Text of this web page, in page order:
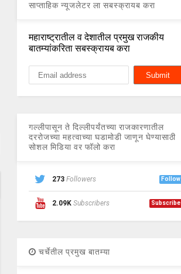
साप्ताहिक न्यूजलेटर ला सबस्क्रायब करा
महाराष्ट्रातील व देशातील प्रमुख राजकीय
बातम्यांकरिता सबस्क्रायब करा
गल्लीपासून ते दिल्लीपर्यंतच्या राजकारणातील
दररोजच्या महत्वाच्या घडामोडी जाणून घेण्यासाठी
सोशल मिडिया वर फॉलो करा
273 Followers Follow
2.09K Subscribers Subscribe
चर्चेतील प्रमुख बातम्या